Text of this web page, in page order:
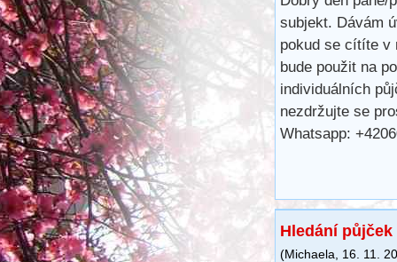
subjekt. Dávám
pokud se cítíte v
bude použit na
individuálních
nezdržujte se
Whatsapp:
Hledání
(Michaela 16. 11.